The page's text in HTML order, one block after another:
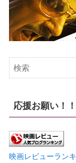
応援お願い！！
映画レビューラン